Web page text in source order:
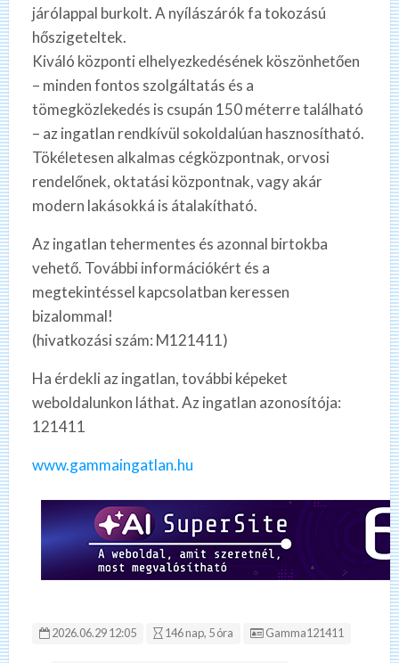
járólappal burkolt. A nyílászárók fa tokozású
hőszigeteltek.
Kiváló központi elhelyezkedésének köszönhetően
– minden fontos szolgáltatás és a
tömegközlekedés is csupán 150 méterre található
– az ingatlan rendkívül sokoldalúan hasznosítható.
Tökéletesen alkalmas cégközpontnak, orvosi
rendelőnek, oktatási központnak, vagy akár
modern lakásokká is átalakítható.
Az ingatlan tehermentes és azonnal birtokba
vehető. További információkért és a
megtekintéssel kapcsolatban keressen
bizalommal!
(hivatkozási szám: M121411)
Ha érdekli az ingatlan, további képeket
weboldalunkon láthat. Az ingatlan azonosítója:
121411
www.gammaingatlan.hu
2026.06.29 12:05 146 nap, 5 óra Hirdetés ID:
Gamma121411